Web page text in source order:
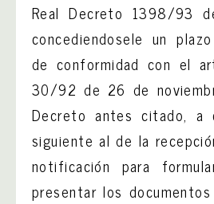
Real Decreto 1398/93
concediendosele un
de conformidad con el
30/92 de 26 de
Decreto antes citado, a
siguiente al de la
notificación para
presentar los